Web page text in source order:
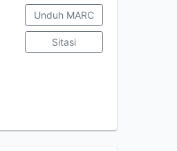
Unduh MARC
Sitasi